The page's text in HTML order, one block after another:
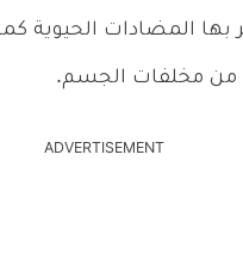
بها المضادات الحيوية
من مخلفات الجسم.
ADVERTISEMENT